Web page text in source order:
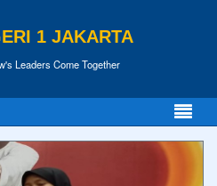
1 JAKARTA
Leaders Come Together